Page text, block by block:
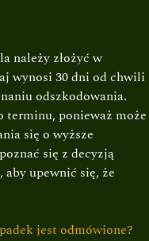
należy złożyć w
wynosi 30 dni od chwili
odszkodowania.
terminu, ponieważ może
się o wyższe
się z decyzją
upewnić się, że
jest odmówione?